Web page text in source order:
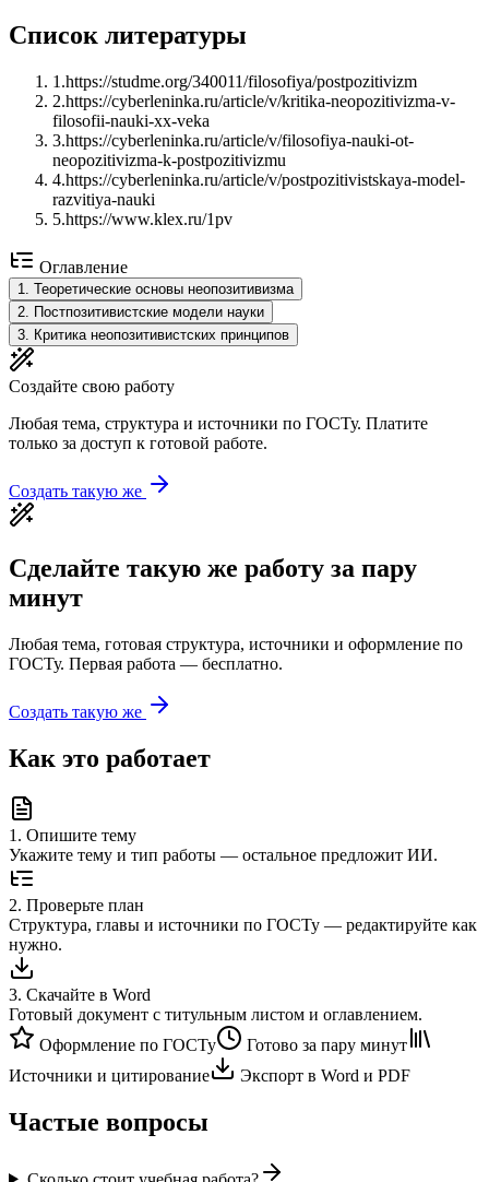
Список литературы
1 .https://studme.org/340011/filosofiya/postpozitivizm
2.https://cyberleninka.ru/article/v/kritika-neopozitivizma-v-
filosofii-nauki-xx-veka
3.https://cyberleninka.ru/article/v/filosofiya-nauki-ot-
neopozitivizma-k-postpozitivizmu
4.https://cyberleninka.ru/article/v/postpozitivistskaya-model-
razvitiya-nauki
5.https://www.klex.ru/1pv
Оглавление
1. Теоретические основы неопозитивизма
2. Постпозитивистские модели науки
3. Критика неопозитивистских принципов
Создайте свою работу
Любая тема, структура и источники по ГОСТу. Платите
только за доступ к готовой работе.
Создать такую же
Сделайте такую же работу за пару
минут
Любая тема, готовая структура, источники и оформление по
ГОСТу. Первая работа — бесплатно.
Создать такую же
Как это работает
1 . Опишите тему
Укажите тему и тип работы — остальное предложит ИИ.
2. Проверьте план
Структура, главы и источники по ГОСТу — редактируйте как
нужно.
3. Скачайте в Word
Готовый документ с титульным листом и оглавлением.
Оформление по ГОСТу
Готово за пару минут
Источники и цитирование
Экспорт в Word и PDF
Частые вопросы